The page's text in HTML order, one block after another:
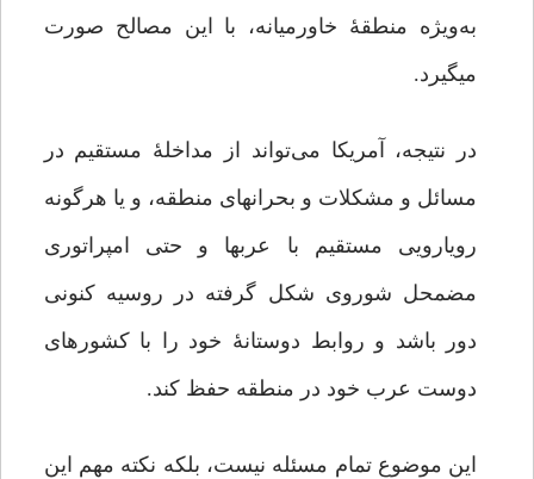
به‌ویژه منطقۀ خاورمیانه، با این مصالح صورت
می‏گیرد.
در نتیجه، آمریکا می‌تواند از مداخلۀ مستقیم در
مسائل و مشکلات و بحران‏های منطقه، و یا هرگونه
رویارویی مستقیم با عرب‏ها و حتی امپراتوری
مضمحل شوروی شکل گرفته در روسیه کنونی
دور باشد و روابط دوستانۀ خود را با کشورهای
دوست عرب خود در منطقه حفظ کند.
این موضوع تمام مسئله نیست، بلکه نکته مهم این